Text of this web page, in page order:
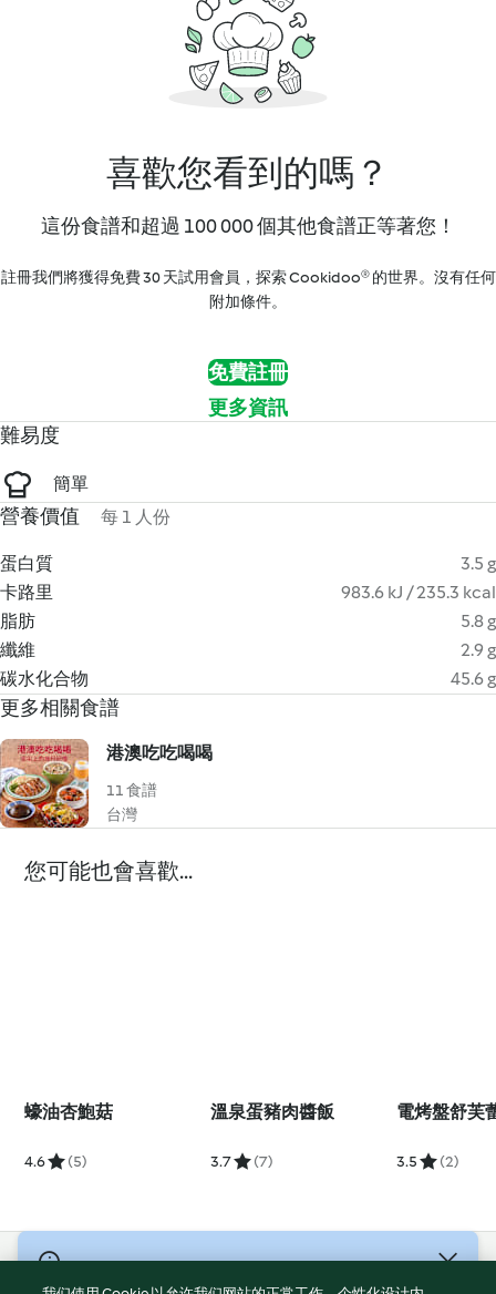
喜歡您看到的嗎？
這份食譜和超過 100 000 個其他食譜正等著您！
註冊我們將獲得免費 30 天試用會員，探索 Cookidoo® 的世界。沒有任何
附加條件。
免費註冊
更多資訊
難易度
簡單
營養價值 每 1 人份
蛋白質
3.5 g
卡路里
983.6 kJ / 235.3 kcal
脂肪
5.8 g
纖維
2.9 g
碳水化合物
45.6 g
更多相關食譜
港澳吃吃喝喝
11 食譜
台灣
您可能也會喜歡...
蠔油杏鮑菇
4.6 (5)
溫泉蛋豬肉醬飯
3.7 (7)
電烤盤舒芙
3.5 (2)